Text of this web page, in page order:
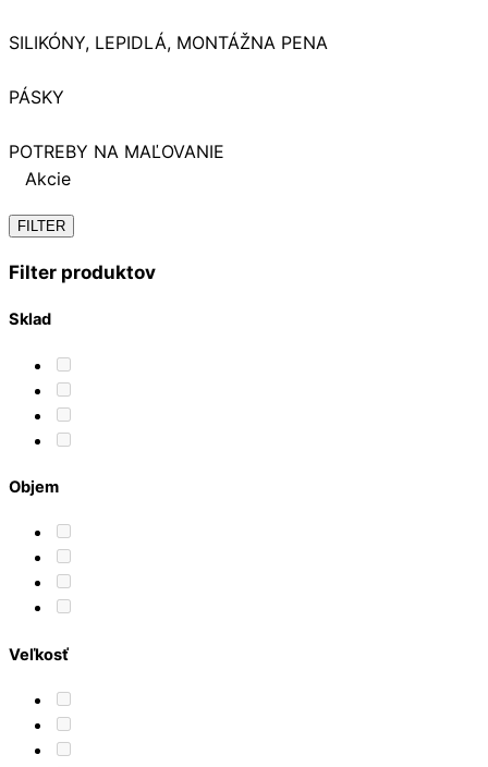
SILIKÓNY, LEPIDLÁ, MONTÁŽNA PENA
PÁSKY
POTREBY NA MAĽOVANIE
Akcie
FILTER
Filter produktov
Sklad
Objem
Veľkosť